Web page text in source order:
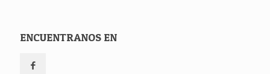
ENCUENTRANOS EN